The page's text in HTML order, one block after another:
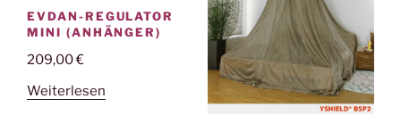
EVDAN-REGULATOR
MINI (ANHÄNGER)
209,00€
Weiterlesen